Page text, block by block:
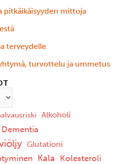
pitkäikäisyyden mittoja
terveydelle
turvottelu ja ummetus
Alkoholi
Dementia
Glutationi
Kala Kolesteroli